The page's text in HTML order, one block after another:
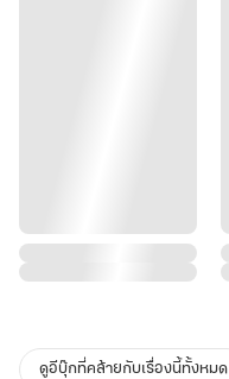
ดูอีบุ๊กที่คล้ายกับเรื่องนี้ทั้งหมด